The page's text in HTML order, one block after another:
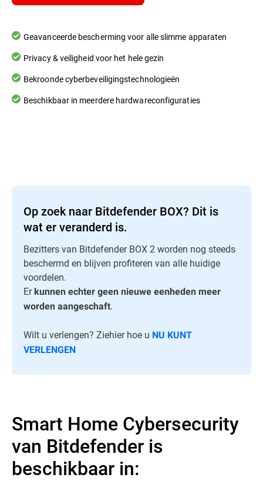
Geavanceerde bescherming voor alle slimme apparaten
Privacy & veiligheid voor het hele gezin
Bekroonde cyberbeveiligingstechnologieën
Beschikbaar in meerdere hardwareconfiguraties
Op zoek naar Bitdefender BOX? Dit is
wat er veranderd is.
Bezitters van Bitdefender BOX 2 worden nog steeds
beschermd en blijven profiteren van alle huidige
voordelen.
Erkunnen echter geen nieuwe eenheden meer
worden aangeschaft.
Wilt u verlengen? Ziehier hoe u NU KUNT
VERLENGEN
Smart Home Cybersecurity
van Bitdefender is
beschikbaar in: